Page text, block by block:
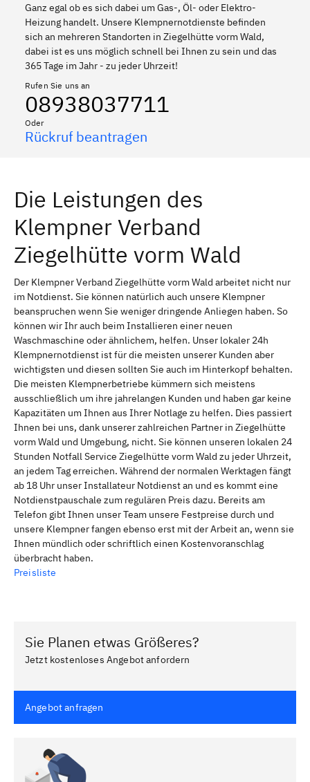
Ganz egal ob es sich dabei um Gas-, Öl- oder Elektro-
Heizung handelt. Unsere Klempnernotdienste befinden
sich an mehreren Standorten in Ziegelhütte vorm Wald,
dabei ist es uns möglich schnell bei Ihnen zu sein und das
365 Tage im Jahr - zu jeder Uhrzeit!
Rufen Sie uns an
08938037711
Oder
Rückruf beantragen
Die Leistungen des
Klempner Verband
Ziegelhütte vorm Wald
Der Klempner Verband Ziegelhütte vorm Wald arbeitet nicht nur
im Notdienst. Sie können natürlich auch unsere Klempner
beanspruchen wenn Sie weniger dringende Anliegen haben. So
können wir Ihr auch beim Installieren einer neuen
Waschmaschine oder ähnlichem, helfen. Unser lokaler 24h
Klempnernotdienst ist für die meisten unserer Kunden aber
wichtigsten und diesen sollten Sie auch im Hinterkopf behalten.
Die meisten Klempnerbetriebe kümmern sich meistens
ausschließlich um ihre jahrelangen Kunden und haben gar keine
Kapazitäten um Ihnen aus Ihrer Notlage zu helfen. Dies passiert
Ihnen bei uns, dank unserer zahlreichen Partner in Ziegelhütte
vorm Wald und Umgebung, nicht. Sie können unseren lokalen 24
Stunden Notfall Service Ziegelhütte vorm Wald zu jeder Uhrzeit,
an jedem Tag erreichen. Während der normalen Werktagen fängt
ab 18 Uhr unser Installateur Notdienst an und es kommt eine
Notdienstpauschale zum regulären Preis dazu. Bereits am
Telefon gibt Ihnen unser Team unsere Festpreise durch und
unsere Klempner fangen ebenso erst mit der Arbeit an, wenn sie
Ihnen mündlich oder schriftlich einen Kostenvoranschlag
überbracht haben.
Preisliste
Sie Planen etwas Größeres?
Jetzt kostenloses Angebot anfordern
Angebot anfragen